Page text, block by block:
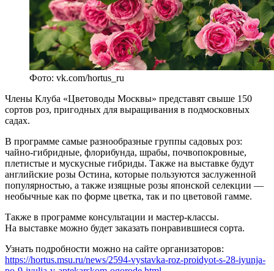
Фото: vk.com/hortus_ru
Члены Клуба «Цветоводы Москвы» представят свыше 150
сортов роз, пригодных для выращивания в подмосковных
садах.
В программе самые разнообразные группы садовых роз:
чайно-гибридные, флорибунда, шрабы, почвопокровные,
плетистые и мускусные гибриды. Также на выставке будут
английские розы Остина, которые пользуются заслуженной
популярностью, а также изящные розы японской селекции —
необычные как по форме цветка, так и по цветовой гамме.
Также в программе консультации и мастер-классы.
На выставке можно будет заказать понравившиеся сорта.
Узнать подробности можно на сайте организаторов:
https://hortus.msu.ru/news/2594-vystavka-roz-proidyot-s-28-iyunja-